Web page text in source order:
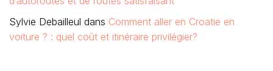
Sylvie Debailleul dans Comment aller en Croatie en
voiture ? : quel coût et itinéraire privilégier?